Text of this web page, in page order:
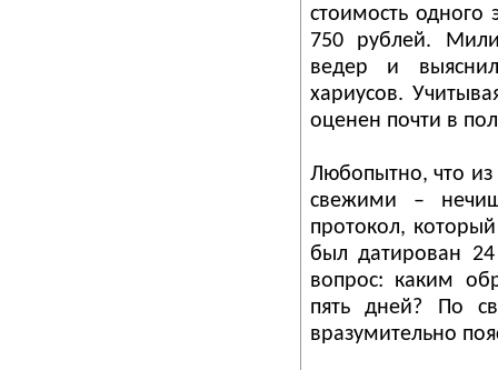
стоимость одного
750 рублей.
ведер и
хариусов.
оценен почти в
Любопытно, что из
свежими –
протокол,
был датирован
вопрос: каким
пять дней? По
вразумительно